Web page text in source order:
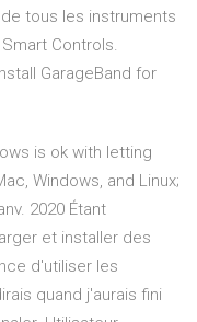
tous les instruments
Controls.
GarageBand for
is ok with letting
Windows, and Linux;
2020 Étant
et installer des
d'utiliser les
quand j'aurais fini